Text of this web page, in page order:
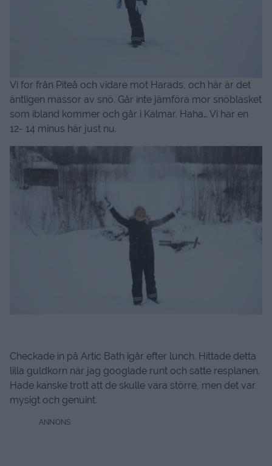
Vi for från Piteå och vidare mot Harads, och här är det
äntligen massor av snö. Går inte jämföra mor snöblasket
som ibland kommer och går i Kalmar. Haha… Vi har en
12- 14 minus här just nu.
Checkade in på Artic Bath igår efter lunch. Hittade detta
lilla guldkorn när jag googlade runt och satte resplanen.
Hade kanske trott att de skulle vara större, men det var
mysigt och genuint.